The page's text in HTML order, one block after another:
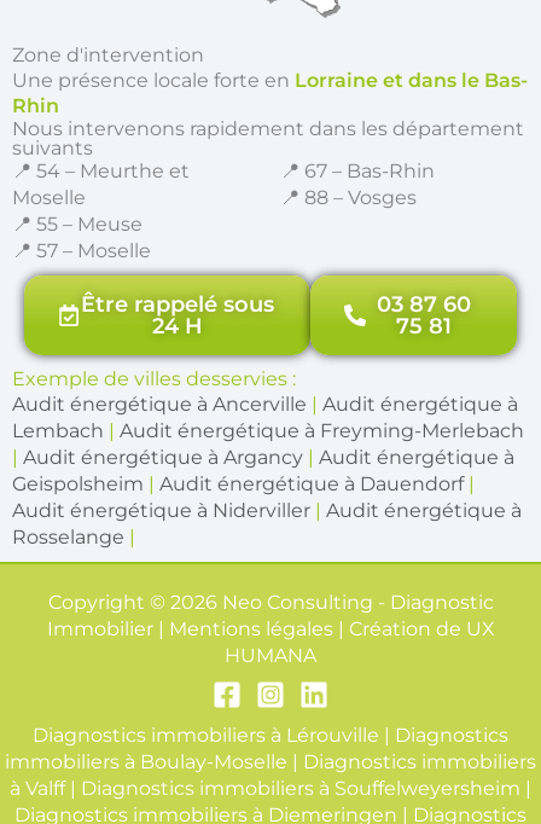
Zone d'intervention
Une présence locale forte en Lorraine et dans le Bas-
Rhin
Nous intervenons rapidement dans les département
suivants
📍 54 – Meurthe et
Moselle
📍 55 – Meuse
📍 57 – Moselle
📍 67 – Bas-Rhin
📍 88 – Vosges
Être rappelé sous
24 H
03 87 60
75 81
Exemple de villes desservies :
Audit énergétique à Ancerville | Audit énergétique à
Lembach | Audit énergétique à Freyming-Merlebach
| Audit énergétique à Argancy | Audit énergétique à
Geispolsheim | Audit énergétique à Dauendorf|
Audit énergétique à Niderviller | Audit énergétique à
Rosselange |
Copyright © 2026 Neo Consulting - Diagnostic
Immobilier | Mentions légales | Création de UX
HUMANA
Diagnostics immobiliers à Lérouville | Diagnostics
immobiliers à Boulay-Moselle | Diagnostics immobiliers
à Valff| Diagnostics immobiliers à Souffelweyersheim |
Diagnostics immobiliers à Diemeringen | Diagnostics